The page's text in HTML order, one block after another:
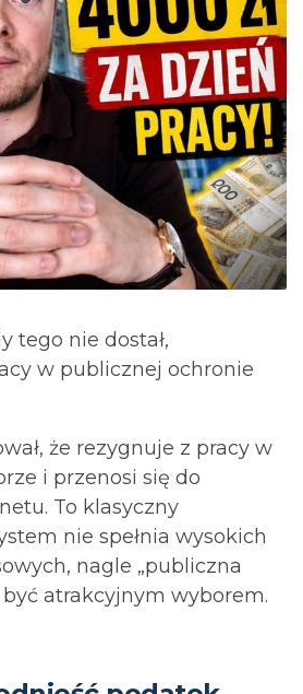
tego nie dostał,
w publicznej ochronie
że rezygnuje z pracy w
i przenosi się do
To klasyczny
nie spełnia wysokich
nagle „publiczna
być atrakcyjnym wyborem.